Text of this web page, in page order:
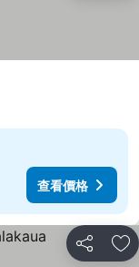
查看價格
分享 加